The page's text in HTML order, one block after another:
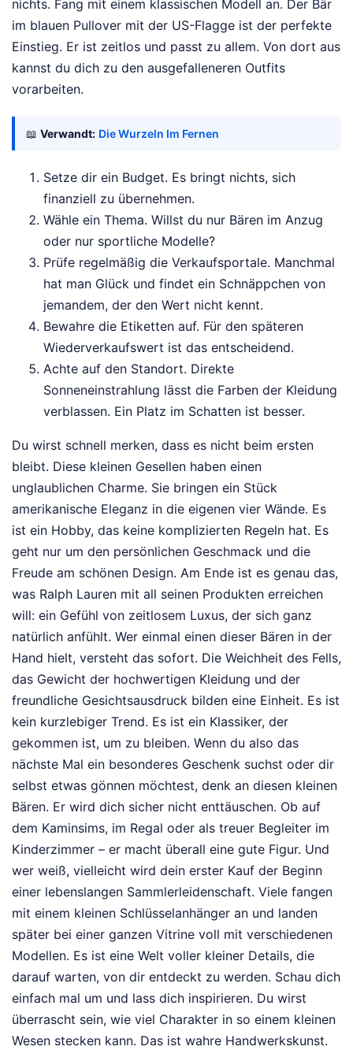
nichts. Fang mit einem klassischen Modell an. Der Bär
im blauen Pullover mit der US-Flagge ist der perfekte
Einstieg. Er ist zeitlos und passt zu allem. Von dort aus
kannst du dich zu den ausgefalleneren Outfits
vorarbeiten.
📖 Verwandt: Die Wurzeln Im Fernen
Setze dir ein Budget. Es bringt nichts, sich
finanziell zu übernehmen.
Wähle ein Thema. Willst du nur Bären im Anzug
oder nur sportliche Modelle?
Prüfe regelmäßig die Verkaufsportale. Manchmal
hat man Glück und findet ein Schnäppchen von
jemandem, der den Wert nicht kennt.
Bewahre die Etiketten auf. Für den späteren
Wiederverkaufswert ist das entscheidend.
Achte auf den Standort. Direkte
Sonneneinstrahlung lässt die Farben der Kleidung
verblassen. Ein Platz im Schatten ist besser.
Du wirst schnell merken, dass es nicht beim ersten
bleibt. Diese kleinen Gesellen haben einen
unglaublichen Charme. Sie bringen ein Stück
amerikanische Eleganz in die eigenen vier Wände. Es
ist ein Hobby, das keine komplizierten Regeln hat. Es
geht nur um den persönlichen Geschmack und die
Freude am schönen Design. Am Ende ist es genau das,
was Ralph Lauren mit all seinen Produkten erreichen
will: ein Gefühl von zeitlosem Luxus, der sich ganz
natürlich anfühlt. Wer einmal einen dieser Bären in der
Hand hielt, versteht das sofort. Die Weichheit des Fells,
das Gewicht der hochwertigen Kleidung und der
freundliche Gesichtsausdruck bilden eine Einheit. Es ist
kein kurzlebiger Trend. Es ist ein Klassiker, der
gekommen ist, um zu bleiben. Wenn du also das
nächste Mal ein besonderes Geschenk suchst oder dir
selbst etwas gönnen möchtest, denk an diesen kleinen
Bären. Er wird dich sicher nicht enttäuschen. Ob auf
dem Kaminsims, im Regal oder als treuer Begleiter im
Kinderzimmer – er macht überall eine gute Figur. Und
wer weiß, vielleicht wird dein erster Kauf der Beginn
einer lebenslangen Sammlerleidenschaft. Viele fangen
mit einem kleinen Schlüsselanhänger an und landen
später bei einer ganzen Vitrine voll mit verschiedenen
Modellen. Es ist eine Welt voller kleiner Details, die
darauf warten, von dir entdeckt zu werden. Schau dich
einfach mal um und lass dich inspirieren. Du wirst
überrascht sein, wie viel Charakter in so einem kleinen
Wesen stecken kann. Das ist wahre Handwerkskunst.